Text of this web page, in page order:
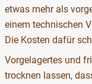
etwas mehr als
einem technischen
Die Kosten dafür
Vorgelagertes und
trocknen lassen,